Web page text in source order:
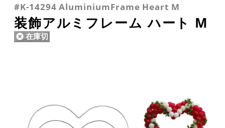
#K-14294 AluminiumFrame Heart M
装飾アルミフレーム ハート M
在庫切